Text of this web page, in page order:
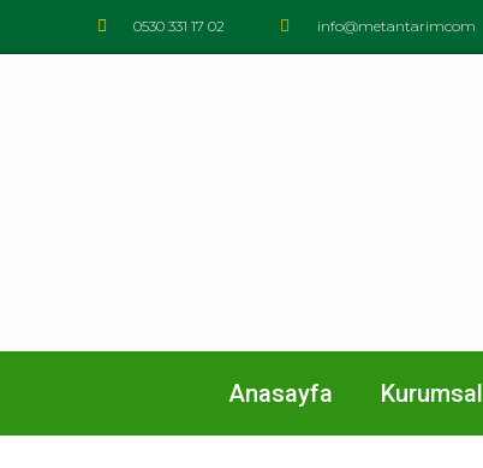
0530 331 17 02 info@metantarimcom
Anasayfa Kurumsal